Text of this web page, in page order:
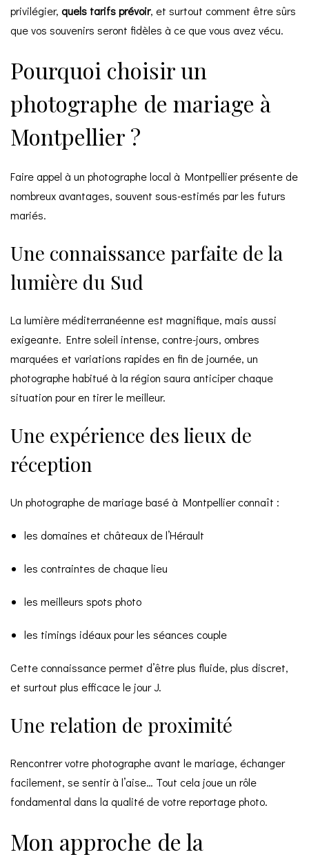
privilégier, quels tarifs prévoir, et surtout comment être sûrs
que vos souvenirs seront fidèles à ce que vous avez vécu.
Pourquoi choisir un
photographe de mariage à
Montpellier ?
Faire appel à un photographe local à Montpellier présente de
nombreux avantages, souvent sous-estimés par les futurs
mariés.
Une connaissance parfaite de la
lumière du Sud
La lumière méditerranéenne est magnifique, mais aussi
exigeante. Entre soleil intense, contre-jours, ombres
marquées et variations rapides en fin de journée, un
photographe habitué à la région saura anticiper chaque
situation pour en tirer le meilleur.
Une expérience des lieux de
réception
Un photographe de mariage basé à Montpellier connaît :
les domaines et châteaux de l’Hérault
les contraintes de chaque lieu
les meilleurs spots photo
les timings idéaux pour les séances couple
Cette connaissance permet d’être plus fluide, plus discret,
et surtout plus efficace le jour J.
Une relation de proximité
Rencontrer votre photographe avant le mariage, échanger
facilement, se sentir à l’aise… Tout cela joue un rôle
fondamental dans la qualité de votre reportage photo.
Mon approche de la